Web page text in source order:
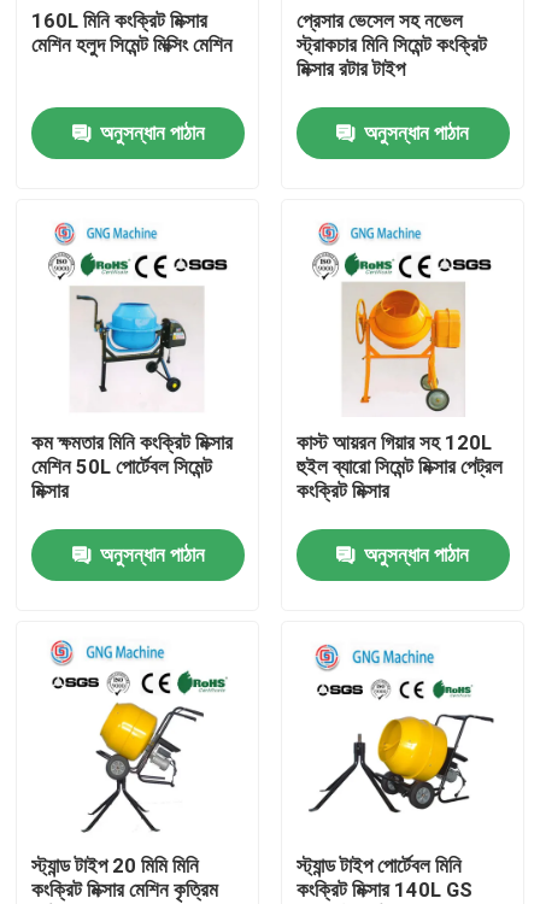
পণ্য
আমাদের সম্পর্কে
মান নিয়ন্ত্রণ
আমাদের সাথে যোগাযোগ করুন
সব ক্ষেত্রেই
নির্মাণ লোডিং সরঞ্জাম
160L মিনি কংক্রিট মিক্সার
মেশিন হলুদ সিমেন্ট মিক্সিং মেশিন
অনুসন্ধান পাঠান
প্রেসার ভেসেল সহ নভেল
স্ট্রাকচার মিনি সিমেন্ট কংক্রিট
মিক্সার রটার টাইপ
অনুসন্ধান পাঠান
কম ক্ষমতার মিনি কংক্রিট মিক্সার
মেশিন 50L পোর্টেবল সিমেন্ট
মিক্সার
অনুসন্ধান পাঠান
কাস্ট আয়রন গিয়ার সহ 120L
হুইল ব্যারো সিমেন্ট মিক্সার পেট্রল
কংক্রিট মিক্সার
অনুসন্ধান পাঠান
স্ট্যান্ড টাইপ 20 মিমি মিনি
কংক্রিট মিক্সার মেশিন কৃত্রিম
স্ট্যান্ড টাইপ পোর্টেবল মিনি
কংক্রিট মিক্সার 140L GS